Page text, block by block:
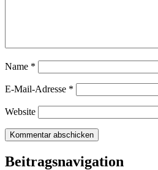
Name *
E-Mail-Adresse *
Website
Beitragsnavigation